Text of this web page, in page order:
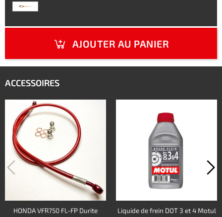
AJOUTER AU PANIER
ACCESSOIRES
HONDA VFR750 FL-FP Durite
Liquide de frein DOT 3 et 4 Motul